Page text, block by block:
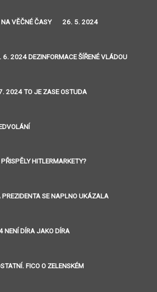
VĚČNÉ ČASY 26. 5. 2024
6. 2024 DEZINFORMACE ŠÍŘENÉ VLÁDOU
2024 TO JE ZASE OSTUDA
HITLERMARKETY?
SE NAPLNO UKÁZALA
DÍRA JAKO DÍRA
FICO O ZELENSKÉM